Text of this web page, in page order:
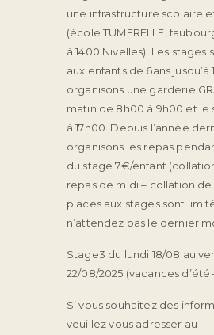
une infrastructure scolaire
(école TUMERELLE,
à 1400 Nivelles). Les stages
aux enfants de 6ans jusqu’à
organisons une garderie
matin de 8h00 à 9h00 et le
à 17h00. Depuis l’année
organisons les repas
du stage 7€/enfant
repas de midi – collation de
places aux stages sont
n’attendez pas le dernier
Stage3 du lundi 18/08 au
22/08/2025 (vacances d’été
Si vous souhaitez des
veuillez vous adresser au